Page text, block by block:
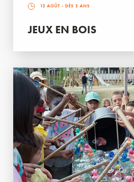
12 AOÛT - DÈS 5 ANS
JEUX EN BOIS